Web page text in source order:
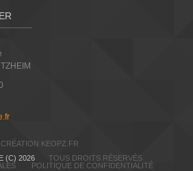
CRÉATION KEOPZ.FR
(C) 2026
TOUS DROITS RÉSERVÉS
POLITIQUE DE CONFIDENTIALITÉ